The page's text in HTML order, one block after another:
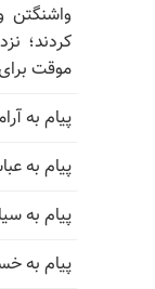
واشنگتن
کردند؛
موقت برای
پیام به
پیام به عباس ۱۲۱۲
پیام به
پیام به